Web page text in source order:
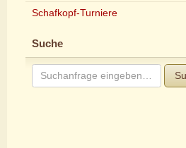
Schafkopf-Turniere
Suche